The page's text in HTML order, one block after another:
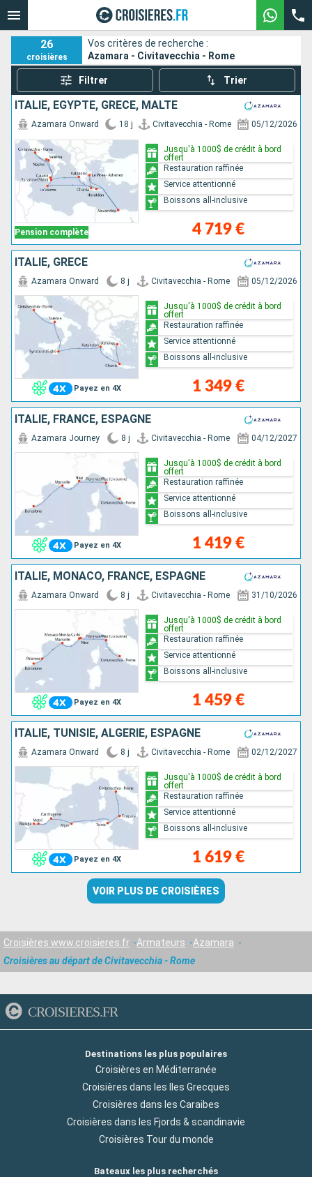
26
croisières
Vos critères de recherche :
Azamara - Civitavecchia - Rome
Filtrer Trier
ITALIE, EGYPTE, GRÈCE, MALTE
Pension complète
Azamara Onward 18 j Civitavecchia - Rome 05/12/2026
4 719 €
Jusqu'à 1000$ de crédit à bord
offert
Restauration raffinée
Service attentionné
Boissons all-inclusive
ITALIE, GRÈCE
Payez en 4X
Azamara Onward 8 j Civitavecchia - Rome 05/12/2026
1 349 €
Jusqu'à 1000$ de crédit à bord
offert
Restauration raffinée
Service attentionné
Boissons all-inclusive
ITALIE, FRANCE, ESPAGNE
Payez en 4X
Azamara Journey 8 j Civitavecchia - Rome 04/12/2027
1 419 €
Jusqu'à 1000$ de crédit à bord
offert
Restauration raffinée
Service attentionné
Boissons all-inclusive
ITALIE, MONACO, FRANCE, ESPAGNE
Payez en 4X
Azamara Onward 8 j Civitavecchia - Rome 31/10/2026
1 459 €
Jusqu'à 1000$ de crédit à bord
offert
Restauration raffinée
Service attentionné
Boissons all-inclusive
ITALIE, TUNISIE, ALGÉRIE, ESPAGNE
Payez en 4X
Azamara Onward 8 j Civitavecchia - Rome 02/12/2027
1 619 €
Jusqu'à 1000$ de crédit à bord
offert
Restauration raffinée
Service attentionné
Boissons all-inclusive
VOIR PLUS DE CROISIÈRES
Croisières www.croisieres.fr Armateurs
Azamara
Croisières au départ de Civitavecchia - Rome
CROISIERES.FR
Destinations les plus populaires
Croisières en Méditerranée
Croisières dans les Iles Grecques
Croisières dans les Caraibes
Croisières dans les Fjords & scandinavie
Croisières Tour du monde
Bateaux les plus recherchés